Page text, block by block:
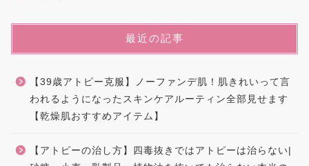
最近の記事
【39歳アトピー克服】ノーファンデ肌！肌きれいって言
われるようになったスキンケアルーティン全部見せます
【乾燥肌おすすめアイテム】
【アトピーの治し方】四毒抜きではアトピーは治らない|